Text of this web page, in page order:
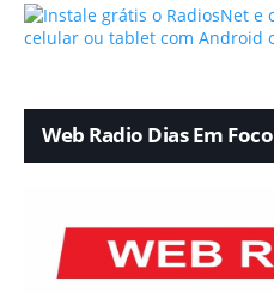
Web Radio Dias Em Foco